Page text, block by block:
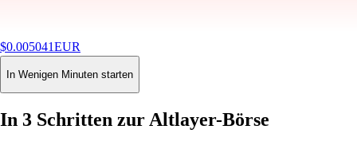
$0.005041EUR
-0.84%24H
Buy
In Wenigen Minuten starten
In 3 Schritten zur Altlayer-Börse